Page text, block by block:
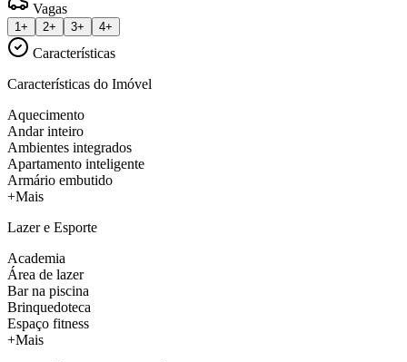
Vagas
1+ 2+ 3+ 4+
Características
Características do Imóvel
Aquecimento
Andar inteiro
Ambientes integrados
Apartamento inteligente
Armário embutido
+Mais
Lazer e Esporte
Academia
Área de lazer
Bar na piscina
Brinquedoteca
Espaço fitness
+Mais